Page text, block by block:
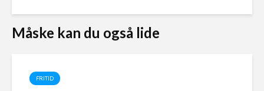
Måske kan du også lide
FRITID